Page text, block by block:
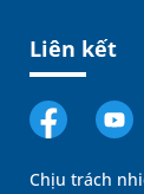
Liên kết
Chịu trách